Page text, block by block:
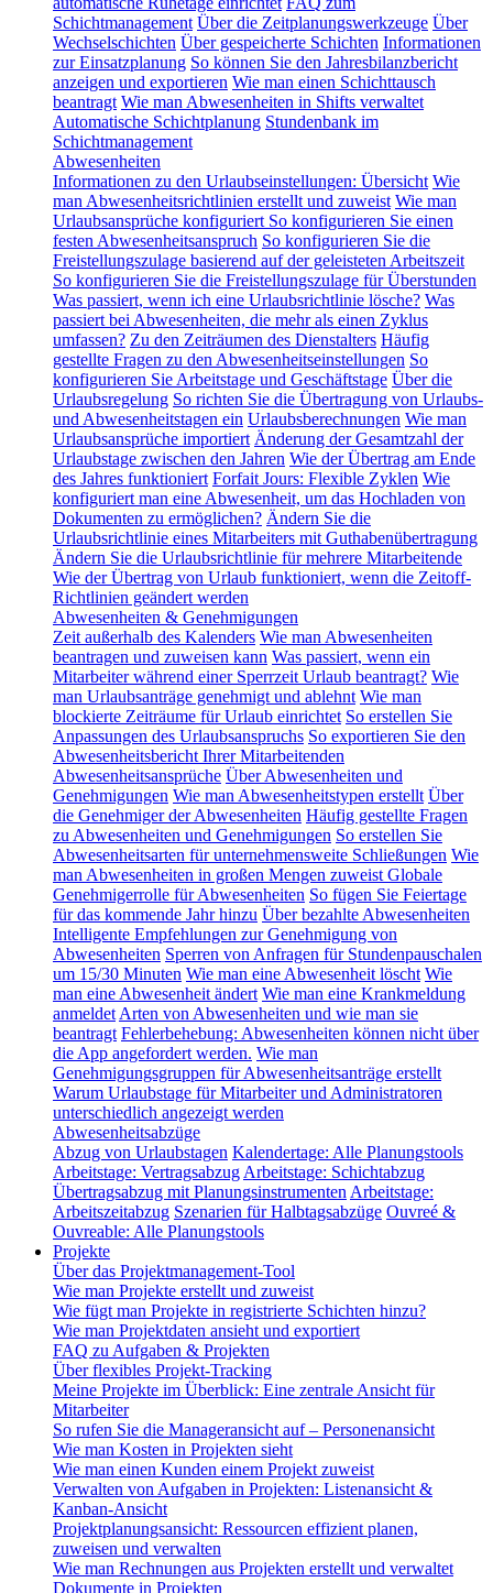
Schichtmanagement Über die Zeitplanungswerkzeuge Über
Wechselschichten Über gespeicherte Schichten Informationen
zur Einsatzplanung So können Sie den Jahresbilanzbericht
anzeigen und exportieren Wie man einen Schichttausch
beantragt Wie man Abwesenheiten in Shifts verwaltet
Automatische Schichtplanung Stundenbank im
Schichtmanagement
Abwesenheiten
Informationen zu den Urlaubseinstellungen: Übersicht Wie
man Abwesenheitsrichtlinien erstellt und zuweist Wie man
Urlaubsansprüche konfiguriert So konfigurieren Sie einen
festen Abwesenheitsanspruch So konfigurieren Sie die
Freistellungszulage basierend auf der geleisteten Arbeitszeit
So konfigurieren Sie die Freistellungszulage für Überstunden
Was passiert, wenn ich eine Urlaubsrichtlinie lösche? Was
passiert bei Abwesenheiten, die mehr als einen Zyklus
umfassen? Zu den Zeiträumen des Dienstalters Häufig
gestellte Fragen zu den Abwesenheitseinstellungen So
konfigurieren Sie Arbeitstage und Geschäftstage Über die
Urlaubsregelung So richten Sie die Übertragung von Urlaubs-
und Abwesenheitstagen ein Urlaubsberechnungen Wie man
Urlaubsansprüche importiert Änderung der Gesamtzahl der
Urlaubstage zwischen den Jahren Wie der Übertrag am Ende
des Jahres funktioniert Forfait Jours: Flexible Zyklen Wie
konfiguriert man eine Abwesenheit, um das Hochladen von
Dokumenten zu ermöglichen? Ändern Sie die
Urlaubsrichtlinie eines Mitarbeiters mit Guthabenübertragung
Ändern Sie die Urlaubsrichtlinie für mehrere Mitarbeitende
Wie der Übertrag von Urlaub funktioniert, wenn die Zeitoff-
Richtlinien geändert werden
Abwesenheiten & Genehmigungen
Zeit außerhalb des Kalenders Wie man Abwesenheiten
beantragen und zuweisen kann Was passiert, wenn ein
Mitarbeiter während einer Sperrzeit Urlaub beantragt? Wie
man Urlaubsanträge genehmigt und ablehnt Wie man
blockierte Zeiträume für Urlaub einrichtet So erstellen Sie
Anpassungen des Urlaubsanspruchs So exportieren Sie den
Abwesenheitsbericht Ihrer Mitarbeitenden
Abwesenheitsansprüche Über Abwesenheiten und
Genehmigungen Wie man Abwesenheitstypen erstellt Über
die Genehmiger der Abwesenheiten Häufig gestellte Fragen
zu Abwesenheiten und Genehmigungen So erstellen Sie
Abwesenheitsarten für unternehmensweite Schließungen Wie
man Abwesenheiten in großen Mengen zuweist Globale
Genehmigerrolle für Abwesenheiten So fügen Sie Feiertage
für das kommende Jahr hinzu Über bezahlte Abwesenheiten
Intelligente Empfehlungen zur Genehmigung von
Abwesenheiten Sperren von Anfragen für Stundenpauschalen
um 15/30 Minuten Wie man eine Abwesenheit löscht Wie
man eine Abwesenheit ändert Wie man eine Krankmeldung
anmeldet Arten von Abwesenheiten und wie man sie
beantragt Fehlerbehebung: Abwesenheiten können nicht über
die App angefordert werden. Wie man
Genehmigungsgruppen für Abwesenheitsanträge erstellt
Warum Urlaubstage für Mitarbeiter und Administratoren
unterschiedlich angezeigt werden
Abwesenheitsabzüge
Abzug von Urlaubstagen Kalendertage: Alle Planungstools
Arbeitstage: Vertragsabzug Arbeitstage: Schichtabzug
Übertragsabzug mit Planungsinstrumenten Arbeitstage:
Arbeitszeitabzug Szenarien für Halbtagsabzüge Ouvreé &
Ouvreable: Alle Planungstools
Projekte
Über das Projektmanagement-Tool
Wie man Projekte erstellt und zuweist
Wie fügt man Projekte in registrierte Schichten hinzu?
Wie man Projektdaten ansieht und exportiert
FAQ zu Aufgaben & Projekten
Über flexibles Projekt-Tracking
Meine Projekte im Überblick: Eine zentrale Ansicht für
Mitarbeiter
So rufen Sie die Manageransicht auf – Personenansicht
Wie man Kosten in Projekten sieht
Wie man einen Kunden einem Projekt zuweist
Verwalten von Aufgaben in Projekten: Listenansicht &
Kanban-Ansicht
Projektplanungsansicht: Ressourcen effizient planen,
zuweisen und verwalten
Wie man Rechnungen aus Projekten erstellt und verwaltet
Dokumente in Projekten